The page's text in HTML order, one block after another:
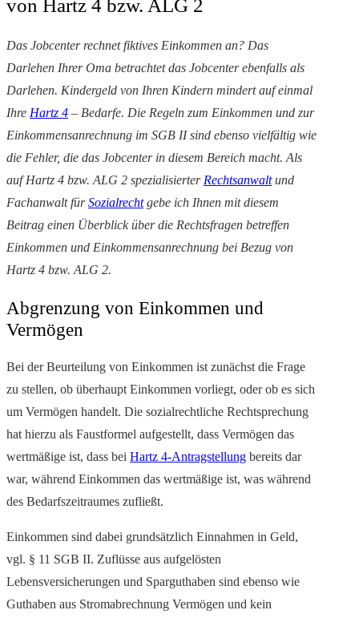
von Hartz 4 bzw. ALG 2
Das Jobcenter rechnet fiktives Einkommen an? Das
Darlehen Ihrer Oma betrachtet das Jobcenter ebenfalls als
Darlehen. Kindergeld von Ihren Kindern mindert auf einmal
Ihre Hartz 4 – Bedarfe. Die Regeln zum Einkommen und zur
Einkommensanrechnung im SGB II sind ebenso vielfältig wie
die Fehler, die das Jobcenter in diesem Bereich macht. Als
auf Hartz 4 bzw. ALG 2 spezialisierter Rechtsanwaltund
Fachanwalt fürSozialrechtgebe ich Ihnen mit diesem
Beitrag einen Überblick über die Rechtsfragen betreffen
Einkommen und Einkommensanrechnung bei Bezug von
Hartz 4 bzw. ALG 2.
Abgrenzung von Einkommen und
Vermögen
Bei der Beurteilung von Einkommen ist zunächst die Frage
zu stellen, ob überhaupt Einkommen vorliegt, oder ob es sich
um Vermögen handelt. Die sozialrechtliche Rechtsprechung
hat hierzu als Faustformel aufgestellt, dass Vermögen das
wertmäßige ist, dass bei Hartz 4-Antragstellung bereits dar
war, während Einkommen das wertmäßige ist, was während
des Bedarfszeitraumes zufließt.
Einkommen sind dabei grundsätzlich Einnahmen in Geld,
vgl. § 11 SGB II. Zuflüsse aus aufgelösten
Lebensversicherungen und Sparguthaben sind ebenso wie
Guthaben aus Stromabrechnung Vermögen und kein